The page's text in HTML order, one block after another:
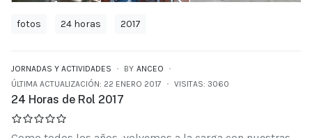
fotos 24 horas 2017
JORNADAS Y ACTIVIDADES BY ANCEO
ÚLTIMA ACTUALIZACIÓN: 22 ENERO 2017
VISITAS: 3060
24 Horas de Rol 2017